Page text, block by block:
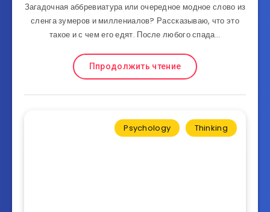
Загадочная аббревиатура или очередное модное слово из
сленга зумеров и миллениалов? Рассказываю, что это
такое и с чем его едят. После любого спада…
Ппродолжить чтение
Psychology Thinking